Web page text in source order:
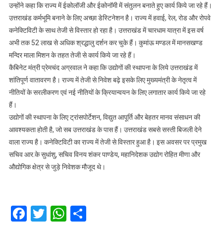
उन्होंने कहा कि राज्य में ईकोलॉजी और ईकोनॉमी में संतुलन बनाते हुए कार्य किये जा रहे हैं।
उत्तराखंड कर्मभूमि बनाने के लिए अच्छा डेस्टिनेशन है। राज्य में हवाई, रेल, रोड और रोपवे
कनेक्टिविटी के साथ तेजी से विस्तार हो रहा है। उत्तराखंड में चारधाम यात्रा में इस वर्ष
अभी तक 52 लाख से अधिक श्रद्धालु दर्शन कर चुके हैं। कुमांऊ मण्डल में मानसखण्ड
मन्दिर माला मिशन के तहत तेजी से कार्य किये जा रहे हैं।
कैबिनेट मंत्री प्रेमचंद अग्रवाल ने कहा कि उद्योगों की स्थापना के लिये उत्तराखंड में
शांतिपूर्ण वातावरण है। राज्य में तेजी से निवेश बढ़े इसके लिए मुख्यमंत्री के नेतृत्व में
नीतियों के सरलीकरण एवं नई नीतियों के क्रियान्वयन के लिए लगातार कार्य किये जा रहे
हैं।
उद्योगों की स्थापना के लिए ट्रांसपोर्टेशन, विद्युत आपूर्ति और बेहतर मानव संसाधन की
आवश्यकता होती है, जो सब उत्तराखंड के पास हैं। उत्तराखंड सबसे सस्ती बिजली देने
वाला राज्य है। कनेक्टिविटी का राज्य में तेजी से विस्तार हुआ है। इस अवसर पर प्रमुख
सचिव आर.के सुधांशु, सचिव विनय शंकर पाण्डेय, महानिदेशक उद्योग रोहित मीणा और
औद्योगिक क्षेत्र से जुड़े निवेशक मौजूद थे।
Facebook
TwitterWhatsApp
Share